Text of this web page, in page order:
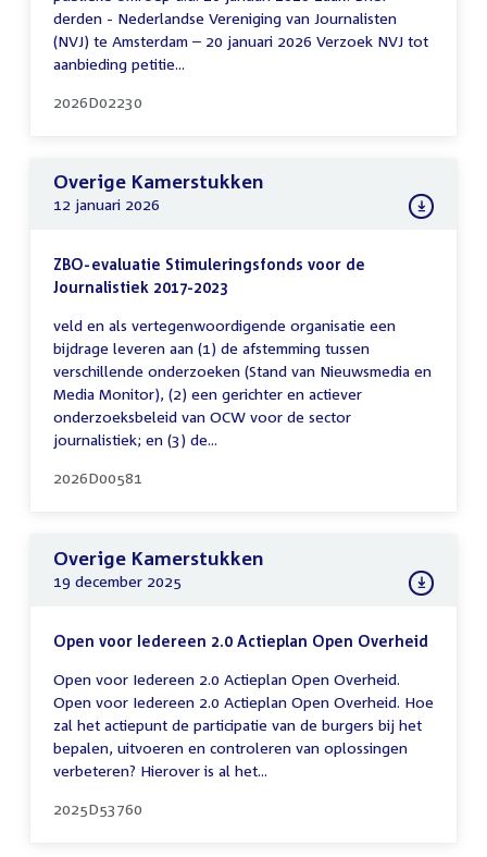
derden - Nederlandse Vereniging van Journalisten
(NVJ) te Amsterdam – 20 januari 2026 Verzoek NVJ tot
aanbieding petitie...
2026D02230
Overige Kamerstukken
12 januari 2026
ZBO-evaluatie Stimuleringsfonds voor de
Journalistiek 2017-2023
veld en als vertegenwoordigende organisatie een
bijdrage leveren aan (1) de afstemming tussen
verschillende onderzoeken (Stand van Nieuwsmedia en
Media Monitor), (2) een gerichter en actiever
onderzoeksbeleid van OCW voor de sector
journalistiek; en (3) de...
2026D00581
Overige Kamerstukken
19 december 2025
Open voor Iedereen 2.0 Actieplan Open Overheid
Open voor Iedereen 2.0 Actieplan Open Overheid.
Open voor Iedereen 2.0 Actieplan Open Overheid. Hoe
zal het actiepunt de participatie van de burgers bij het
bepalen, uitvoeren en controleren van oplossingen
verbeteren? Hierover is al het...
2025D53760